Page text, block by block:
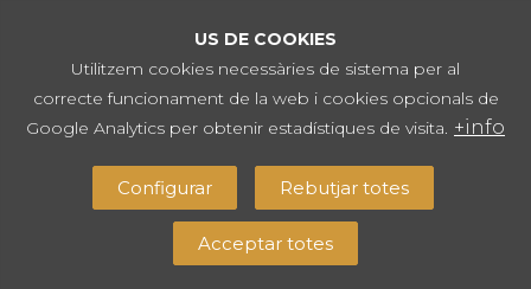
US DE COOKIES
Utilitzem cookies necessàries de sistema per al
correcte funcionament de la web i cookies opcionals de
Google Analytics per obtenir estadístiques de visita. +info
Configurar Rebutjar totes
Acceptar totes